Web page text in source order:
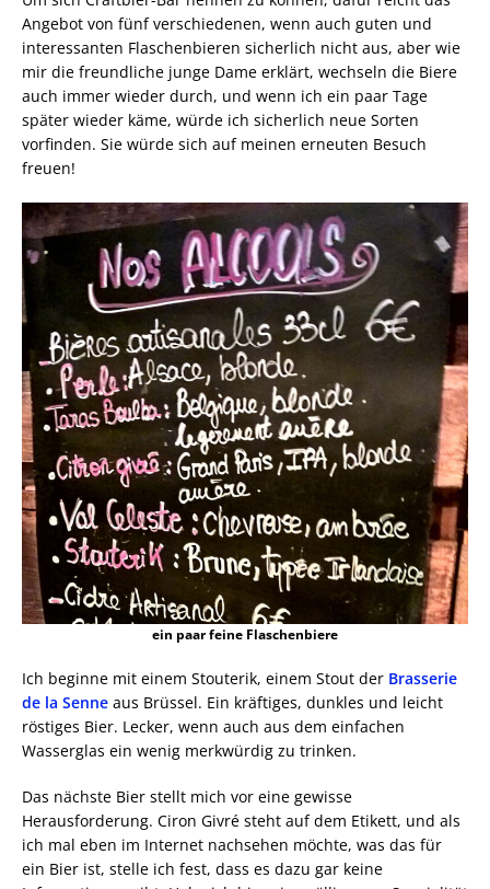
Angebot von fünf verschiedenen, wenn auch guten und
interessanten Flaschenbieren sicherlich nicht aus, aber wie
mir die freundliche junge Dame erklärt, wechseln die Biere
auch immer wieder durch, und wenn ich ein paar Tage
später wieder käme, würde ich sicherlich neue Sorten
vorfinden. Sie würde sich auf meinen erneuten Besuch
freuen!
ein paar feine Flaschenbiere
Ich beginne mit einem Stouterik, einem Stout der Brasserie
de la Senne aus Brüssel. Ein kräftiges, dunkles und leicht
röstiges Bier. Lecker, wenn auch aus dem einfachen
Wasserglas ein wenig merkwürdig zu trinken.
Das nächste Bier stellt mich vor eine gewisse
Herausforderung. Ciron Givré steht auf dem Etikett, und als
ich mal eben im Internet nachsehen möchte, was das für
ein Bier ist, stelle ich fest, dass es dazu gar keine